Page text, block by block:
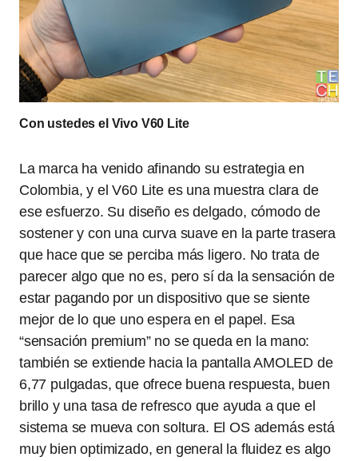
Con ustedes el Vivo V60 Lite
La marca ha venido afinando su estrategia en
Colombia, y el V60 Lite es una muestra clara de
ese esfuerzo. Su diseño es delgado, cómodo de
sostener y con una curva suave en la parte trasera
que hace que se perciba más ligero. No trata de
parecer algo que no es, pero sí da la sensación de
estar pagando por un dispositivo que se siente
mejor de lo que uno espera en el papel. Esa
“sensación premium” no se queda en la mano:
también se extiende hacia la pantalla AMOLED de
6,77 pulgadas, que ofrece buena respuesta, buen
brillo y una tasa de refresco que ayuda a que el
sistema se mueva con soltura. El OS además está
muy bien optimizado, en general la fluidez es algo